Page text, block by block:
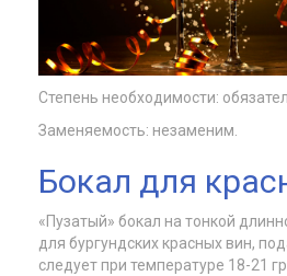
Степень необходимости:
Заменяемость: незаменим.
Бокал для
«Пузатый» бокал на тонкой
для бургундских красных вин,
следует при температуре 18-21